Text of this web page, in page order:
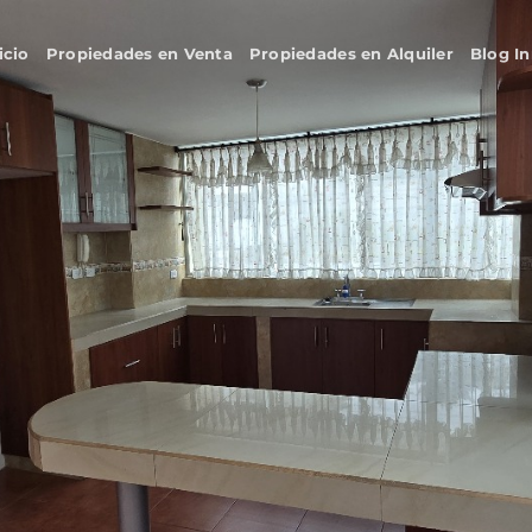
Propiedades en Venta Propiedades en Alquiler Blog